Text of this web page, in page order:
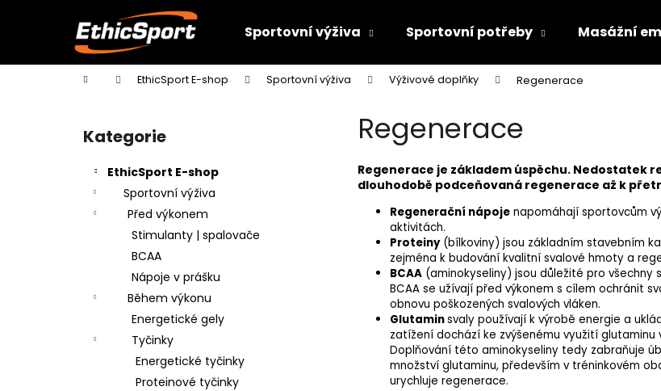
Sportovní výživa Sportovní potřeby Masážní
Domů EthicSport E-shop Sportovní výživa Výživové doplňky Regenerace
Přeskočit
kategorie
Kategorie
EthicSport E-shop
Sportovní výživa
Před výkonem
Stimulanty | spalovače
BCAA
Nápoje v prášku
Během výkonu
Energetické gely
Tyčinky
Energetické tyčinky
Proteinové tyčinky
Regenerace
Regenerace je základem úspěchu. Nedostatek
dlouhodobě podceňovaná regenerace až k
Regenerační nápoje napomáhají sportovcům
aktivitách.
Proteiny(bílkoviny) jsou základním stavebním
zejména k budování kvalitní svalové hmoty a
BCAA (aminokyseliny) jsou důležité pro
BCAA se užívají před výkonem s cílem ochránit
obnovu poškozených svalových vláken.
Glutaminsvaly používají k výrobě energie a
zatížení dochází ke zvýšenému využití
Doplňování této aminokyseliny tedy zabraňuje
množství glutaminu, především v tréninkovém
urychluje regenerace.
í
Zpět
do
Zpět
do
Co potřebujete najít?
Doporučujeme